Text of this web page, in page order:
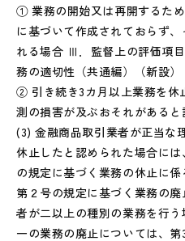
① 業務の開始又は再開するた
に基づいて作成されておらず
れる場合 Ⅲ．監督上の評価項
務の適切性（共通編）（新設
② 引き続き3カ月以上業務を休
測の損害が及ぶおそれがある
(3) 金融商品取引業者が正当な
休止したと認められた場合に
の規定に基づく業務の休止に
第２号の規定に基づく業務の
者が二以上の種別の業務を行
一の業務の廃止については、